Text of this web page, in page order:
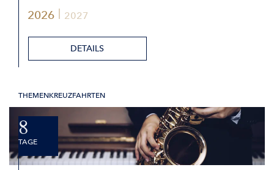
2026 2027
DETAILS
THEMENKREUZFAHRTEN
8
TAGE